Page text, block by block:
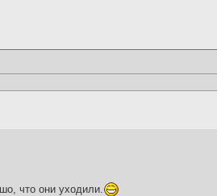
что они уходили.